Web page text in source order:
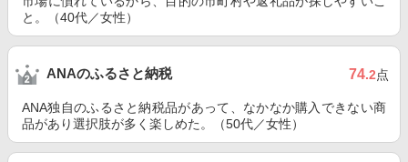
と。（40代／女性）
ANAのふるさと納税 74.2点
ANA独自のふるさと納税品があって、なかなか購入できない商
品があり選択肢が多く楽しめた。（50代／女性）